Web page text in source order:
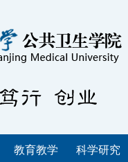
教育教学 科学研究